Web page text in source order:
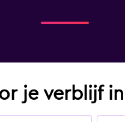
je verblijf